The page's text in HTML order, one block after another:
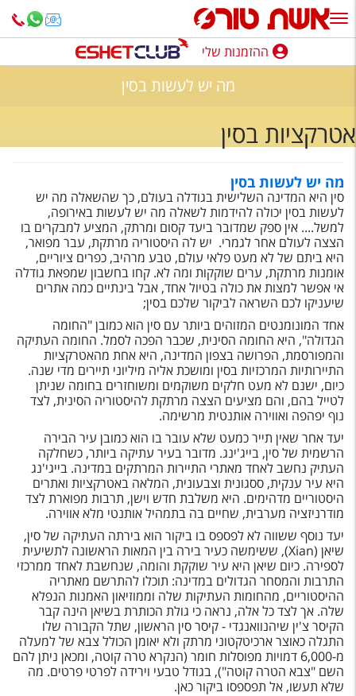
ההזמנות שלי
חופשה לפי סגנון
טיולים מאורגנים
סגנונות טיול
חבילות נופש
הרגע האחרון
חבילות בריאות וספא
טיסות לחו"ל
מלונות בחו"ל
Русский
קרוז
מגזין אשת
שירות לקוחות
טופס צור קשר
תקנון
נגישות
עקבו אחרינו
ההזמנות שלי
מה יש לעשות בסין
אטרקציות בסין
מה יש לעשות בסין
סין היא המדינה השלישית בגודלה בעולם, כך שהשאלה מה יש
לעשות בסין יכולה להידמות לשאלה מה יש לעשות באירופה,
למשל.... אין ספק שמדובר ביעד קסום ומרתק, המציע למבקרים בו
הצצה לעולם אחר לגמרי. יש לה היסטוריה מרתקת, עבר מפואר,
היא ביתם של לא מעט פלאי עולם, טבע מרהיב, כפרים ציוריים,
אומנות מרתקת, ערים שוקקות ומה לא. קחו בחשבון שמפאת גודלה
אי אפשר למצות את כולה בטיול אחד, אבל בינתיים כמה אתרים
שיעניקו לכם השראה לביקור שלכם בסין;
אחד המונומנטים המזוהים ביותר עם סין הוא כמובן "החומה
הגדולה", היא החומה הסינית, שכבר הפכה לסמל. החומה העתיקה
והמפורסמת, הפרושה בצפון המדינה, היא אחת מהאטרקציות
התיירותיות המרכזיות בסין ומושכת אליה מיליוני תיירים מדי שנה.
כיום, ישנם לא מעט חלקים משוקמים ומשוחזרים בחומה שניתן
לטייל בהם, והם מציעים הצצה מרתקת להיסטוריה הסינית, לצד
נוף יפהפה ואווירה אותנטית מרשימה.
יעד אחר שאין תייר כמעט שלא עובר בו הוא כמובן עיר הבירה
הרשמית של סין, בייג'ינג. מדובר בעיר עתיקה ביותר, כשחלקה
העתיק נחשב לאחד מאתרי התיירות המרתקים במדינה. בייגי'נג
היא עיר ענקית, ססגונית וצבעונית, המלאה באטרקציות ואתרים
היסטוריים מדהימים. היא משלבת חדש וישן, תרבות מפוארת לצד
מודרניזציה מערבית, שחיים בה בתמהיל אותנטי מלא אווירה.
יעד נוסף ששווה לא לפספס בו ביקור הוא בירתה העתיקה של סין,
שיאן (Xian), ששימשה כעיר בירה בין המאות הראשונה לתשיעית
לספירה. כיום שיאן היא עיר שוקקת והומה, שנחשבת לאחד ממרכזי
התרבות והמסחר הגדולים במדינה: תוכלו להתרשם מאתריה
ההיסטוריים, מהחומות העתיקות שלה וממוזיאון האמנות הנפלא
שלה. אך לצד כל אלה, נראה כי גולת הכותרת בשיאן הינה קבר
הקיסר צ'ין שיהנוואנגדי - קיסר סין הראשון, שתל הקבורה שלו
התגלה כאוצר ארכיטקטוני מרתק ולא יאומן הכולל צבא של למעלה
מ-6,000 דמויות מפוסלות חומר (הנקרא טרה קוטה, ומכאן ניתן להם
השם "צבא הטרה קוטה"), בגודל טבעי וירידה לפרטי פרטים. מה
שלא תעשו, אל תפספסו ביקור כאן.